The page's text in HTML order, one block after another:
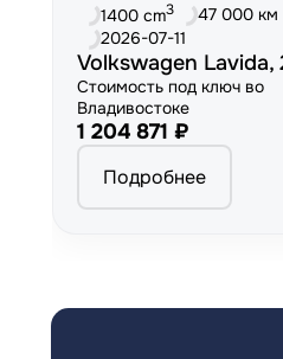
1400 cm3 47 000 км
2026-07-11
Volkswagen Lavida,
Стоимость под ключ во
Владивостоке
1 204 871 ₽
Подробнее